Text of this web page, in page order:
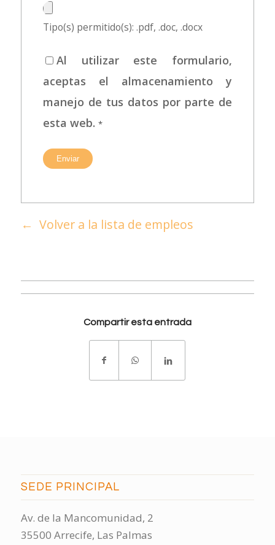
Tipo(s) permitido(s): .pdf, .doc, .docx
Al utilizar este formulario,
aceptas el almacenamiento y
manejo de tus datos por parte de
esta web. *
Volver a la lista de empleos
Compartir esta entrada
SEDE PRINCIPAL
Av. de la Mancomunidad, 2
35500 Arrecife, Las Palmas